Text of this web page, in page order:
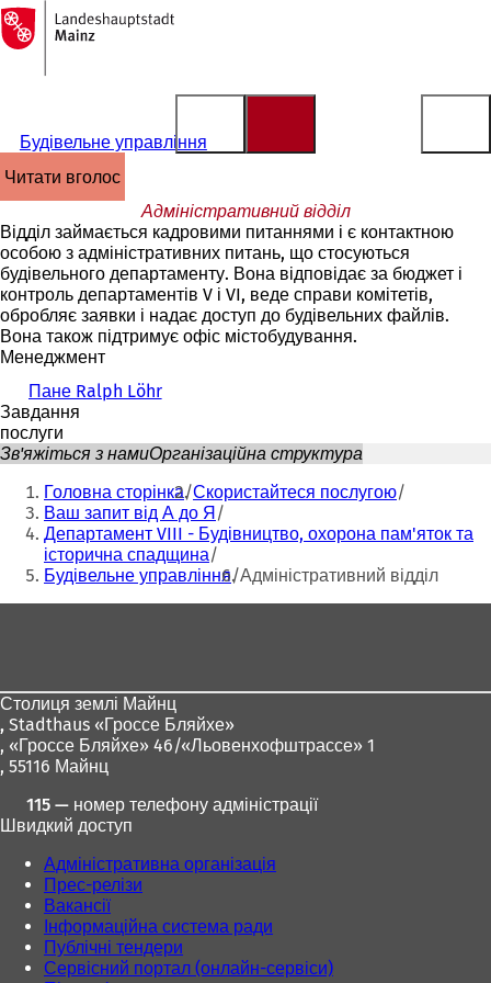
Перейти до змісту
На
головну
сторінку
Будівельне управління
читати вголос
Адміністративний відділ
Відділ займається кадровими питаннями і є контактною
особою з адміністративних питань, що стосуються
будівельного департаменту. Вона відповідає за бюджет і
контроль департаментів V і VI, веде справи комітетів,
обробляє заявки і надає доступ до будівельних файлів.
Вона також підтримує офіс містобудування.
Менеджмент
Пане Ralph Löhr
Завдання
послуги
Зв'яжіться з намиОрганізаційна структура
Ти
тут:
Головна сторінка Скористайтеся послугою
Ваш запит від А до Я
Департамент VIII - Будівництво, охорона пам'яток та
історична спадщина
Будівельне управління Адміністративний відділ
Столиця землі Майнц
, Stadthaus «Гроссе Бляйхе»
, «Гроссе Бляйхе» 46/«Льовенхофштрассе» 1
, 55116 Майнц
115 — номер телефону адміністрації
Швидкий доступ
Адміністративна організація
Прес-релізи
Вакансії
Інформаційна система ради
Публічні тендери
Сервісний портал (онлайн-сервіси)